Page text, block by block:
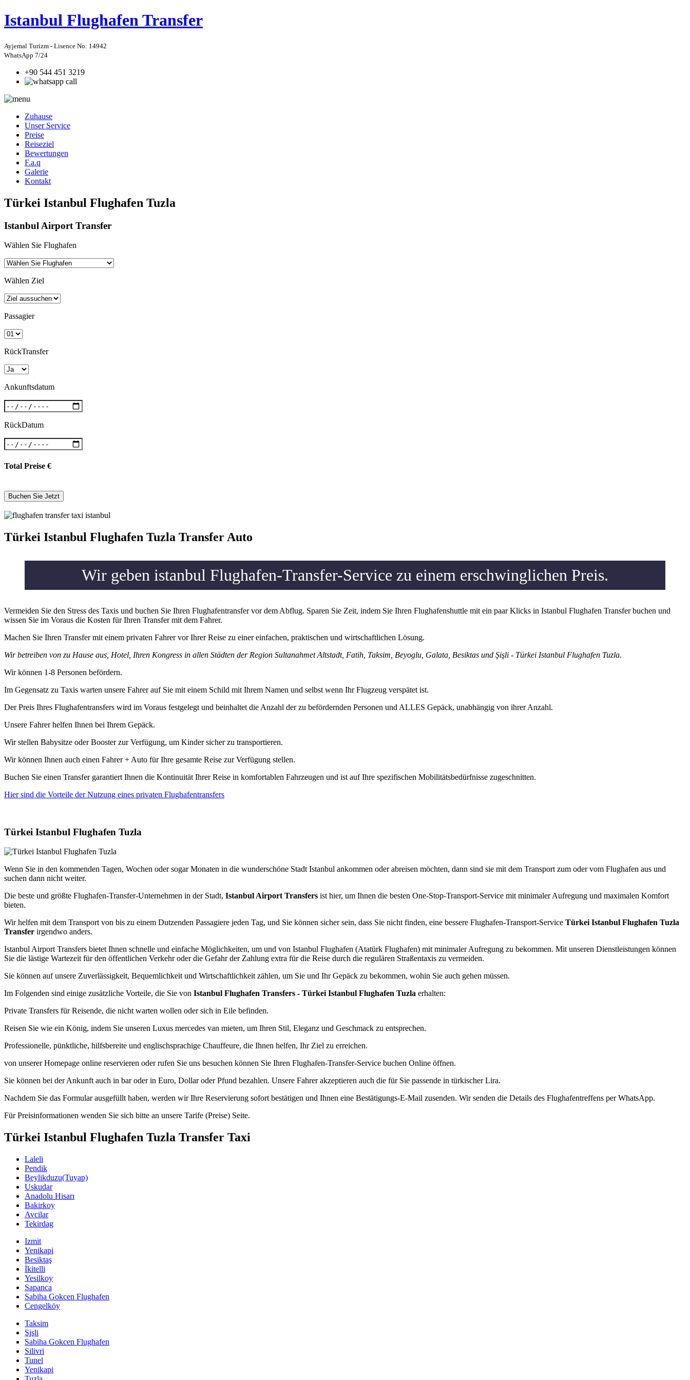
Istanbul Flughafen Transfer
Ayjemal Turizm - Lisence No: 14942
WhatsApp 7/24
+90 544 451 3219
Zuhause
Unser Service
Preise
Reiseziel
Bewertungen
F.a.q
Galerie
Kontakt
Türkei Istanbul Flughafen Tuzla
Istanbul Airport Transfer
Wählen Sie Flughafen
Wählen Ziel
Passagier
RückTransfer
Ankunftsdatum
RückDatum
Total Preise €
Türkei Istanbul Flughafen Tuzla Transfer Auto
Wir geben istanbul Flughafen-Transfer-Service zu einem erschwinglichen Preis.
Vermeiden Sie den Stress des Taxis und buchen Sie Ihren Flughafentransfer vor dem Abflug. Sparen Sie Zeit, indem Sie Ihren Flughafenshuttle mit ein paar Klicks in Istanbul Flughafen Transfer buchen und
wissen Sie im Voraus die Kosten für Ihren Transfer mit dem Fahrer.
Machen Sie Ihren Transfer mit einem privaten Fahrer vor Ihrer Reise zu einer einfachen, praktischen und wirtschaftlichen Lösung.
Wir betreiben von zu Hause aus, Hotel, Ihren Kongress in allen Städten der Region Sultanahmet Altstadt, Fatih, Taksim, Beyoglu, Galata, Besiktas und Şişli - Türkei Istanbul Flughafen Tuzla.
Wir können 1-8 Personen befördern.
Im Gegensatz zu Taxis warten unsere Fahrer auf Sie mit einem Schild mit Ihrem Namen und selbst wenn Ihr Flugzeug verspätet ist.
Der Preis Ihres Flughafentransfers wird im Voraus festgelegt und beinhaltet die Anzahl der zu befördernden Personen und ALLES Gepäck, unabhängig von ihrer Anzahl.
Unsere Fahrer helfen Ihnen bei Ihrem Gepäck.
Wir stellen Babysitze oder Booster zur Verfügung, um Kinder sicher zu transportieren.
Wir können Ihnen auch einen Fahrer + Auto für Ihre gesamte Reise zur Verfügung stellen.
Buchen Sie einen Transfer garantiert Ihnen die Kontinuität Ihrer Reise in komfortablen Fahrzeugen und ist auf Ihre spezifischen Mobilitätsbedürfnisse zugeschnitten.
Hier sind die Vorteile der Nutzung eines privaten Flughafentransfers
Türkei Istanbul Flughafen Tuzla
Wenn Sie in den kommenden Tagen, Wochen oder sogar Monaten in die wunderschöne Stadt Istanbul ankommen oder abreisen möchten, dann sind sie mit dem Transport zum oder vom Flughafen aus und
suchen dann nicht weiter.
Die beste und größte Flughafen-Transfer-Unternehmen in der Stadt, Istanbul Airport Transfers ist hier, um Ihnen die besten One-Stop-Transport-Service mit minimaler Aufregung und maximalen Komfort
bieten.
Wir helfen mit dem Transport von bis zu einem Dutzenden Passagiere jeden Tag, und Sie können sicher sein, dass Sie nicht finden, eine bessere Flughafen-Transport-Service Türkei Istanbul Flughafen Tuzla
Transfer irgendwo anders.
Istanbul Airport Transfers bietet Ihnen schnelle und einfache Möglichkeiten, um und von Istanbul Flughafen (Atatürk Flughafen) mit minimaler Aufregung zu bekommen. Mit unseren Dienstleistungen können
Sie die lästige Wartezeit für den öffentlichen Verkehr oder die Gefahr der Zahlung extra für die Reise durch die regulären Straßentaxis zu vermeiden.
Sie können auf unsere Zuverlässigkeit, Bequemlichkeit und Wirtschaftlichkeit zählen, um Sie und Ihr Gepäck zu bekommen, wohin Sie auch gehen müssen.
Im Folgenden sind einige zusätzliche Vorteile, die Sie von Istanbul Flughafen Transfers - Türkei Istanbul Flughafen Tuzla erhalten:
Private Transfers für Reisende, die nicht warten wollen oder sich in Eile befinden.
Reisen Sie wie ein König, indem Sie unseren Luxus mercedes van mieten, um Ihren Stil, Eleganz und Geschmack zu entsprechen.
Professionelle, pünktliche, hilfsbereite und englischsprachige Chauffeure, die Ihnen helfen, Ihr Ziel zu erreichen.
von unserer Homepage online reservieren oder rufen Sie uns besuchen können Sie Ihren Flughafen-Transfer-Service buchen Online öffnen.
Sie können bei der Ankunft auch in bar oder in Euro, Dollar oder Pfund bezahlen. Unsere Fahrer akzeptieren auch die für Sie passende in türkischer Lira.
Nachdem Sie das Formular ausgefüllt haben, werden wir Ihre Reservierung sofort bestätigen und Ihnen eine Bestätigungs-E-Mail zusenden. Wir senden die Details des Flughafentreffens per WhatsApp.
Für Preisinformationen wenden Sie sich bitte an unsere Tarife (Preise) Seite.
Türkei Istanbul Flughafen Tuzla Transfer Taxi
Laleli
Pendik
Beylikduzu(Tuyap)
Uskudar
Anadolu Hisarı
Bakirkoy
Avcilar
Tekirdag
Izmit
Yenikapi
Besiktaş
İkitelli
Yesilkoy
Sapanca
Sabiha Gokcen Flughafen
Cengelköy
Taksim
Şişli
Sabiha Gokcen Flughafen
Silivri
Tunel
Yenikapi